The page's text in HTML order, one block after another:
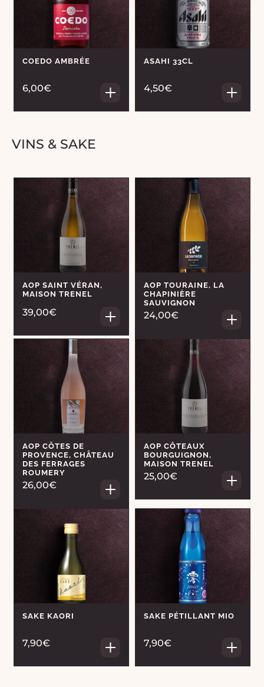
COEDO AMBRÉE
6,00€
ASAHI 33CL
4,50€
VINS & SAKE
AOP SAINT VÉRAN,
MAISON TRENEL
39,00€
AOP TOURAINE, LA
CHAPINIÈRE
SAUVIGNON
24,00€
AOP CÔTES DE
PROVENCE, CHÂTEAU
DES FERRAGES
ROUMERY
26,00€
AOP CÔTEAUX
BOURGUIGNON,
MAISON TRENEL
25,00€
SAKE KAORI
7,90€
SAKE PÉTILLANT MIO
7,90€